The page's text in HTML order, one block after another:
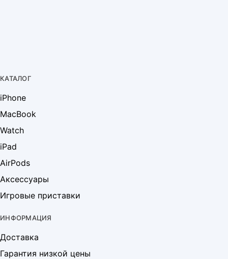
КАТАЛОГ
iPhone
MacBook
Watch
iPad
AirPods
Аксессуары
Игровые приставки
ИНФОРМАЦИЯ
Доставка
Гарантия низкой цены